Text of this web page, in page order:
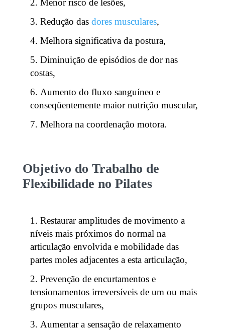
Redução das dores musculares,
Melhora significativa da postura,
Diminuição de episódios de dor nas
costas,
Aumento do fluxo sanguíneo e
conseqüentemente maior nutrição muscular,
Melhora na coordenação motora.
Objetivo do Trabalho de
Flexibilidade no Pilates
Restaurar amplitudes de movimento a
níveis mais próximos do normal na
articulação envolvida e mobilidade das
partes moles adjacentes a esta articulação,
Prevenção de encurtamentos e
tensionamentos irreversíveis de um ou mais
grupos musculares,
Aumentar a sensação de relaxamento